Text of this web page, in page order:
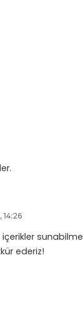
14:26
ederiz!